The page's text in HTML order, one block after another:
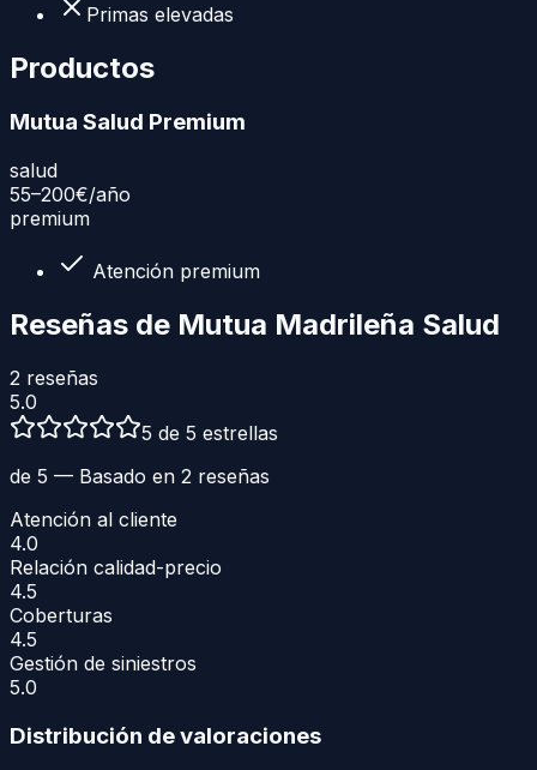
Primas elevadas
Productos
Mutua Salud Premium
salud
55–200€/año
premium
Atención premium
Reseñas de Mutua Madrileña Salud
2 reseñas
5.0
5 de 5 estrellas
de 5 — Basado en 2 reseñas
Atención al cliente
4.0
Relación calidad-precio
4.5
Coberturas
4.5
Gestión de siniestros
5.0
Distribución de valoraciones